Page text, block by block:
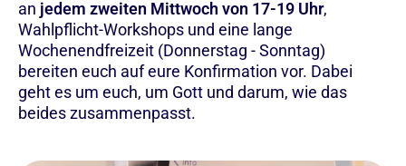
an jedem zweiten Mittwoch von 17-19 Uhr,
Wahlpflicht-Workshops und eine lange
Wochenendfreizeit (Donnerstag - Sonntag)
bereiten euch auf eure Konfirmation vor. Dabei
geht es um euch, um Gott und darum, wie das
beides zusammenpasst.